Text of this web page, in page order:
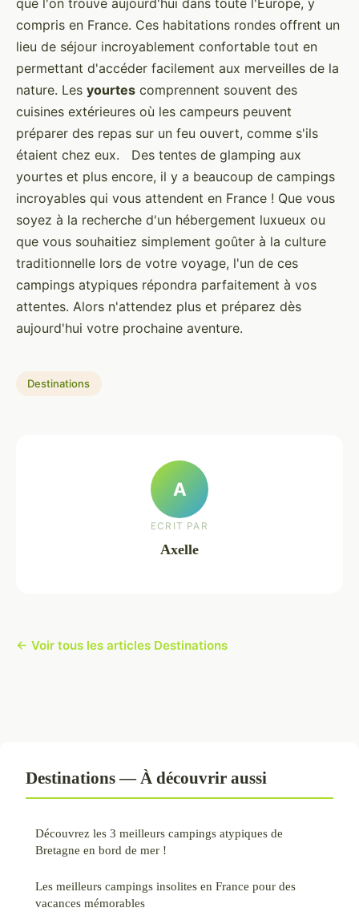
compris en France. Ces habitations rondes offrent un
lieu de séjour incroyablement confortable tout en
permettant d'accéder facilement aux merveilles de la
nature. Les yourtes comprennent souvent des
cuisines extérieures où les campeurs peuvent
préparer des repas sur un feu ouvert, comme s'ils
étaient chez eux. Des tentes de glamping aux
yourtes et plus encore, il y a beaucoup de campings
incroyables qui vous attendent en France ! Que vous
soyez à la recherche d'un hébergement luxueux ou
que vous souhaitiez simplement goûter à la culture
traditionnelle lors de votre voyage, l'un de ces
campings atypiques répondra parfaitement à vos
attentes. Alors n'attendez plus et préparez dès
aujourd'hui votre prochaine aventure.
Destinations
A
ECRIT PAR
Axelle
← Voir tous les articles Destinations
Destinations — À découvrir aussi
Découvrez les 3 meilleurs campings atypiques de
Bretagne en bord de mer !
Les meilleurs campings insolites en France pour des
vacances mémorables